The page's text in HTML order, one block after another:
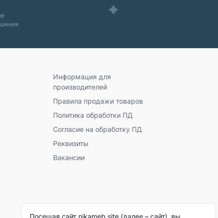
Информация для
производителей
Правила продажи товаров
Политика обработки ПД
Согласие на обработку ПД
Реквизиты
Вакансии
Посещая сайт nikameb.site (далее – сайт), вы